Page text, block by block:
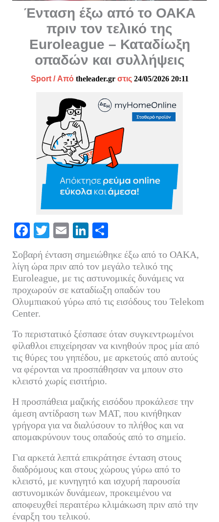
Ένταση έξω από το ΟΑΚΑ
πριν τον τελικό της
Euroleague – Καταδίωξη
οπαδών και συλλήψεις
Sport/ Από theleader.gr στις 24/05/2026 20:11
Fa
bo
ok
T
tte
r
E
ail
Li
ed
In
ρ
α
στ
εί
Σοβαρή ένταση σημειώθηκε έξω από το ΟΑΚΑ,
λίγη ώρα πριν από τον μεγάλο τελικό της
Euroleague, με τις αστυνομικές δυνάμεις να
προχωρούν σε καταδίωξη οπαδών του
Ολυμπιακού γύρω από τις εισόδους του Telekom
Center.
Το περιστατικό ξέσπασε όταν συγκεντρωμένοι
φίλαθλοι επιχείρησαν να κινηθούν προς μία από
τις θύρες του γηπέδου, με αρκετούς από αυτούς
να φέρονται να προσπάθησαν να μπουν στο
κλειστό χωρίς εισιτήριο.
Η προσπάθεια μαζικής εισόδου προκάλεσε την
άμεση αντίδραση των ΜΑΤ, που κινήθηκαν
γρήγορα για να διαλύσουν το πλήθος και να
απομακρύνουν τους οπαδούς από το σημείο.
Για αρκετά λεπτά επικράτησε ένταση στους
διαδρόμους και στους χώρους γύρω από το
κλειστό, με κυνηγητό και ισχυρή παρουσία
αστυνομικών δυνάμεων, προκειμένου να
αποφευχθεί περαιτέρω κλιμάκωση πριν από την
έναρξη του τελικού.